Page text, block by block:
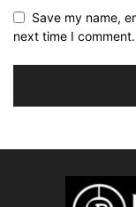
Save my name,
next time I comment.